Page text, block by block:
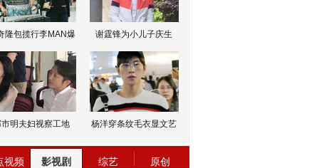
隆包揽行李MAN爆 谢霆锋为小儿子庆生
明夫妇视察工地 杨洋穿条纹毛衣显文艺
视频 影视剧 综艺 原创